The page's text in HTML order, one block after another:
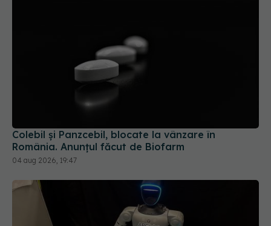
Colebil și Panzcebil, blocate la vânzare în
România. Anunțul făcut de Biofarm
04 aug 2026, 19:47